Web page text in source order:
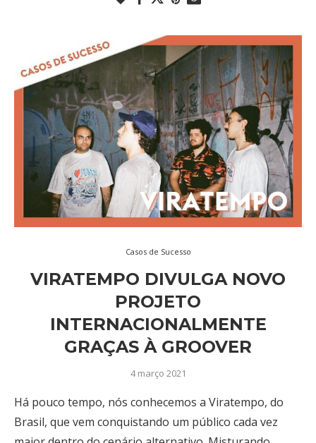
Casos de Sucesso
VIRATEMPO DIVULGA NOVO
PROJETO
INTERNACIONALMENTE
GRAÇAS À GROOVER
4 março 2021
Há pouco tempo, nós conhecemos a Viratempo, do
Brasil, que vem conquistando um público cada vez